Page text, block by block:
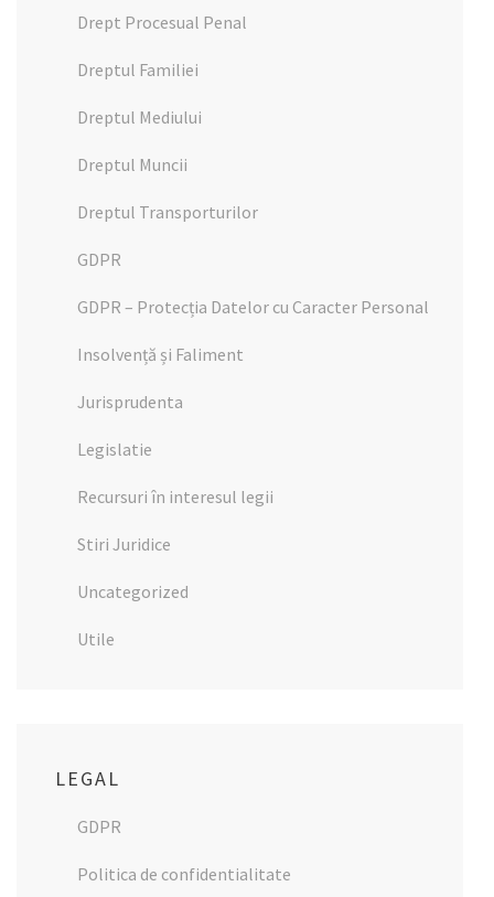
Drept Procesual Penal
Dreptul Familiei
Dreptul Mediului
Dreptul Muncii
Dreptul Transporturilor
GDPR
GDPR – Protecția Datelor cu Caracter Personal
Insolvență și Faliment
Jurisprudenta
Legislatie
Recursuri în interesul legii
Stiri Juridice
Uncategorized
Utile
LEGAL
GDPR
Politica de confidentialitate